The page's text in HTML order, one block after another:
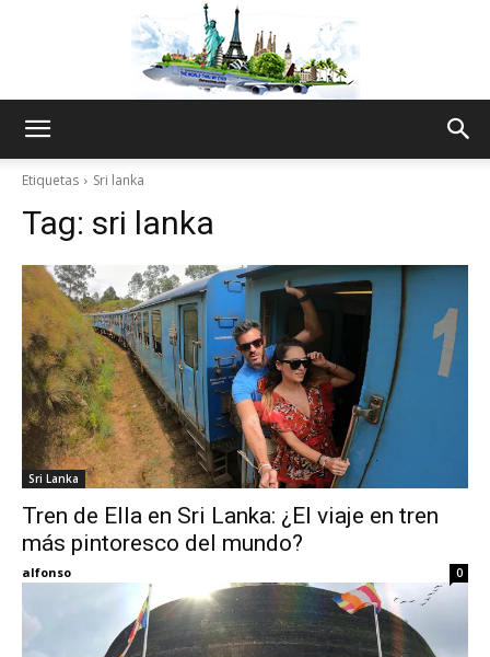
Thru
My
Eyes
Etiquetas Sri lanka
Tag: sri lanka
Sri Lanka
Tren de Ella en Sri Lanka: ¿El viaje en tren
más pintoresco del mundo?
alfonso 0